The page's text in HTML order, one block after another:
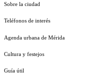
Sobre la ciudad
Teléfonos de interés
Agenda urbana de Mérida
Cultura y festejos
Guía útil